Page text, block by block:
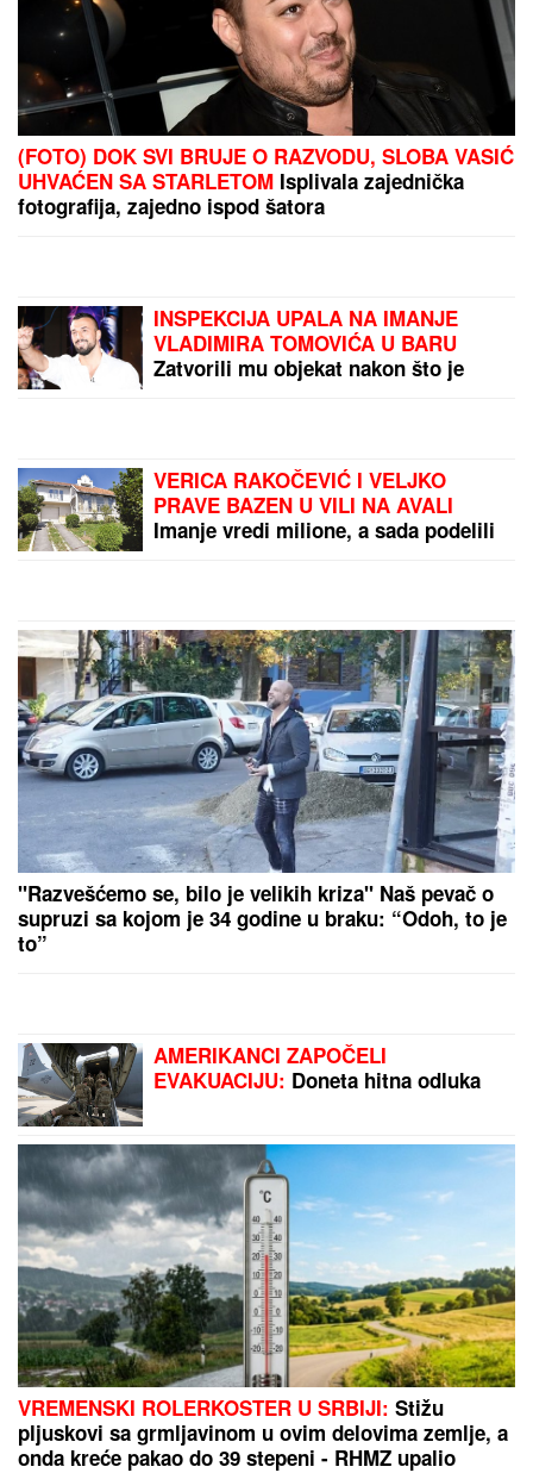
(FOTO) DOK SVI BRUJE O RAZVODU, SLOBA VASIĆ
UHVAĆEN SA STARLETOM Isplivala zajednička
fotografija, zajedno ispod šatora
INSPEKCIJA UPALA NA IMANJE
VLADIMIRA TOMOVIĆA U BARU
Zatvorili mu objekat nakon što je
VERICA RAKOČEVIĆ I VELJKO
PRAVE BAZEN U VILI NA AVALI
Imanje vredi milione, a sada podelili
"Razvešćemo se, bilo je velikih kriza" Naš pevač o
supruzi sa kojom je 34 godine u braku: “Odoh, to je
to”
AMERIKANCI ZAPOČELI
EVAKUACIJU: Doneta hitna odluka
VREMENSKI ROLERKOSTER U SRBIJI: Stižu
pljuskovi sa grmljavinom u ovim delovima zemlje, a
onda kreće pakao do 39 stepeni - RHMZ upalio